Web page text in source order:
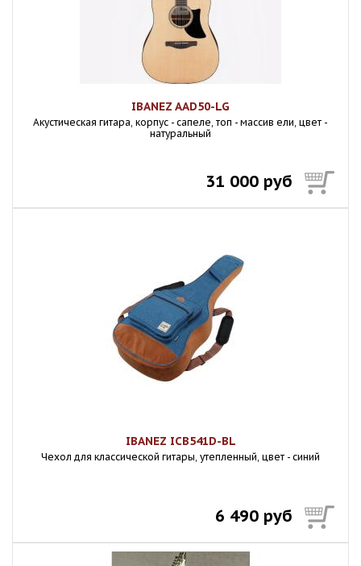
IBANEZ AAD50-LG
Акустическая гитара, корпус - сапеле, топ - массив ели, цвет -
натуральный
31 000 руб
IBANEZ ICB541D-BL
Чехол для классической гитары, утепленный, цвет - синий
6 490 руб